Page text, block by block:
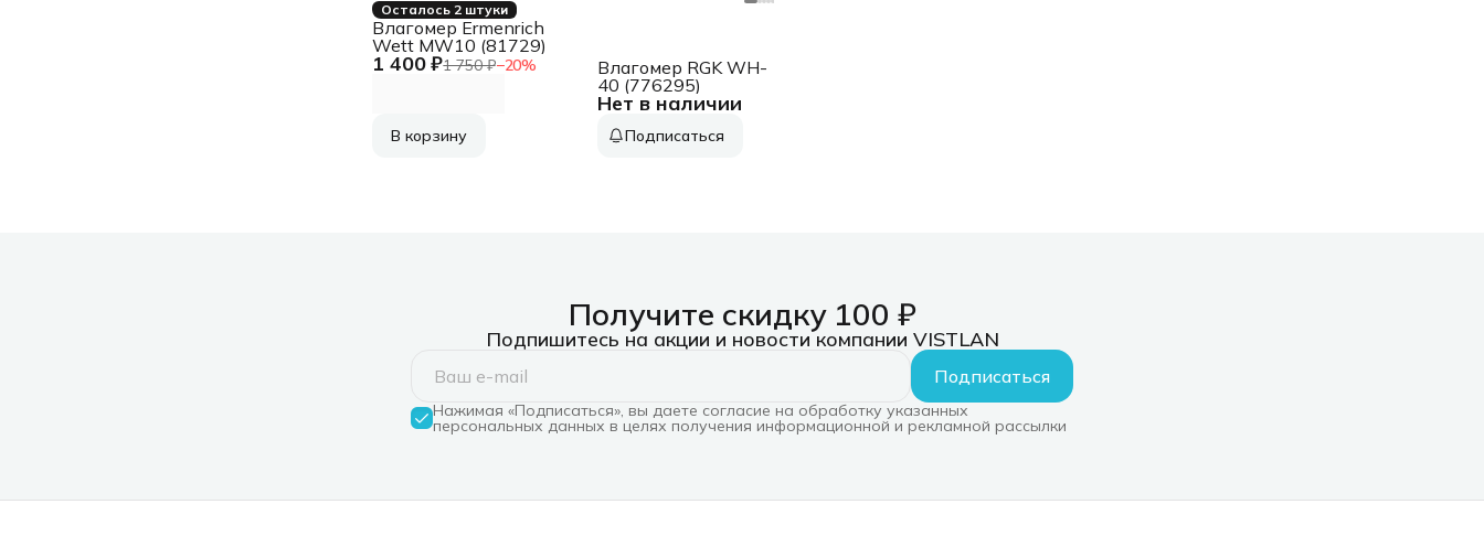
Осталось 2 штуки
1 400 ₽1 750 ₽−20%
Влагомер Ermenrich
Wett MW10 (81729)
В корзину
Нет в наличии
Влагомер RGK WH-
40 (776295)
Подписаться
Получите скидку 100 ₽
Подпишитесь на акции и новости компании VISTLAN
Подписаться
Нажимая «Подписаться», вы даете согласие на обработку указанных
персональных данных в целях получения информационной и рекламной рассылки